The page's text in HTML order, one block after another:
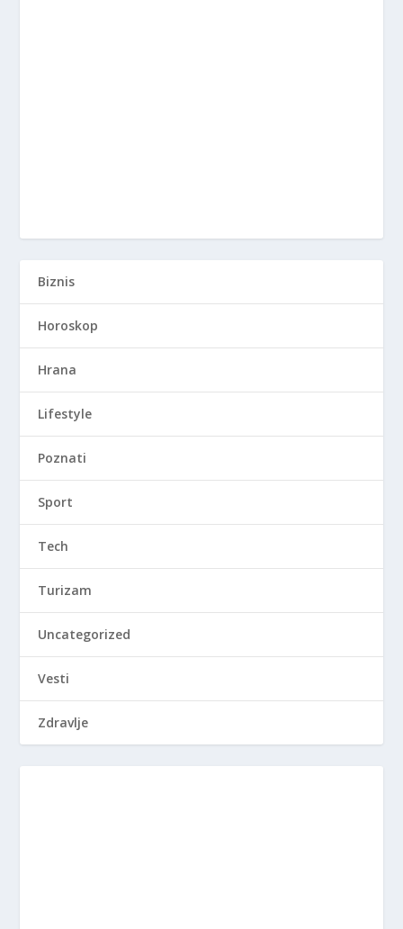
Biznis
Horoskop
Hrana
Lifestyle
Poznati
Sport
Tech
Turizam
Uncategorized
Vesti
Zdravlje